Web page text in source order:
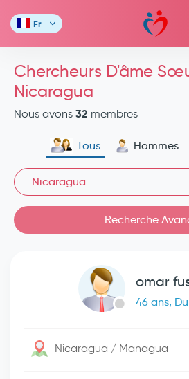
Fr
Chercheurs D'âme
Nicaragua
Nous avons 32 membres
Tous Hommes
Nicaragua
Recherche
omar
46 ans,
Nicaragua / Managua